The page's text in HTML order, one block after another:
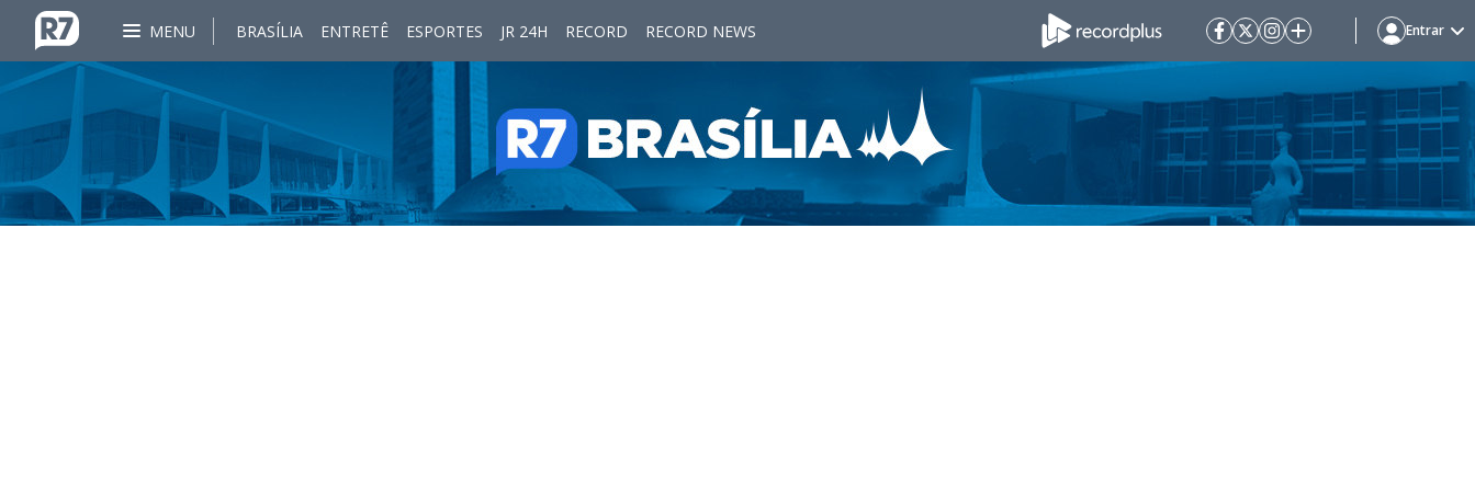
MENU BRASÍLIA ENTRETÊ ESPORTES JR 24H RECORD RECORD NEWS Entrar